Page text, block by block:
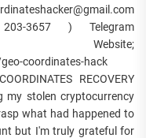
3657 ) Telegram
Website;
coordinates-hack
RECOVERY
my stolen cryptocurrency
what had happened to
but I'm truly grateful for